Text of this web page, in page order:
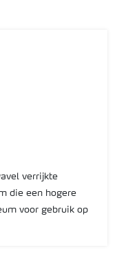
verrijkte
die een hogere
voor gebruik op